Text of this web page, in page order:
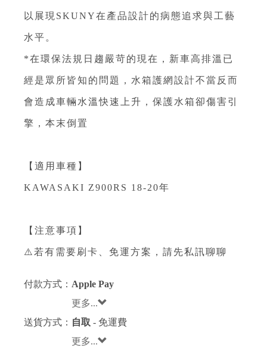
以展現SKUNY在產品設計的病態追求與工藝
水平。
*在環保法規日趨嚴苛的現在，新車高排溫已
經是眾所皆知的問題，水箱護網設計不當反而
會造成車輛水溫快速上升，保護水箱卻傷害引
擎，本末倒置
【適用車種】
KAWASAKI Z900RS 18-20年
【注意事項】
⚠️若有需要刷卡、免運方案，請先私訊聊聊
付款方式： Apple Pay
更多...
送貨方式： 自取 - 免運費
更多...